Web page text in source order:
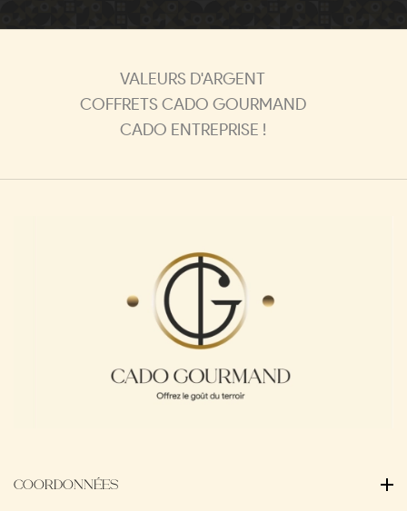
VALEURS D'ARGENT
COFFRETS CADO GOURMAND
CADO ENTREPRISE !
COORDONNÉES